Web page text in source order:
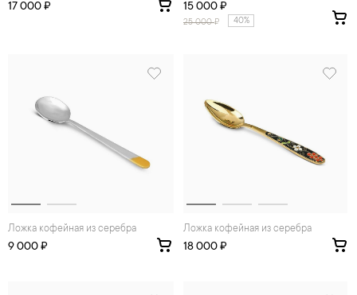
17 000 ₽ 15 000 ₽
25 000₽ 40%
Ложка кофейная из серебра
9 000 ₽
Ложка кофейная из серебра
18 000 ₽